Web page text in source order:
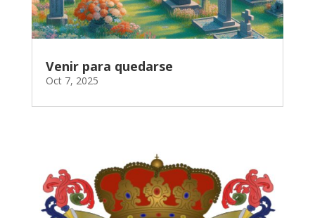
Venir para quedarse
Oct 7, 2025